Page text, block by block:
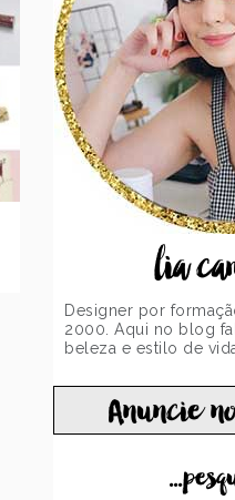
lia
Designer por
2000. Aqui no blog
beleza e estilo de
Anuncie